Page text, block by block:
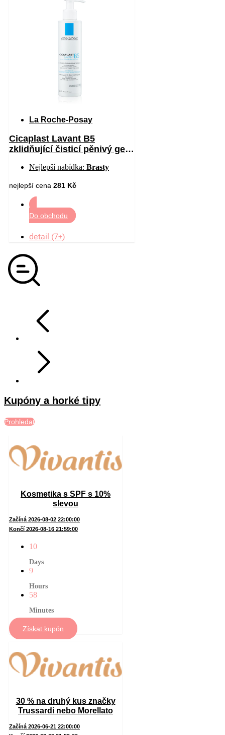
La Roche-Posay
Cicaplast Lavant B5
zklidňující čisticí pěnivý gel
Nejlepší nabídka: Brasty
nejlepší cena 281 Kč
Do obchodu
detail (7+)
Kupóny a horké tipy
Prohledat
Kosmetika s SPF s 10%
slevou
Začíná 2026-08-02 22:00:00
Končí 2026-08-16 21:59:00
10
Days
9
Hours
58
Minutes
Získat kupón
30 % na druhý kus značky
Trussardi nebo Morellato
Začíná 2026-06-21 22:00:00